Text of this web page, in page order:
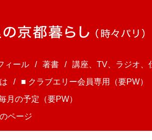
ィール 著書
講座、TV、ラジオ、
■ クラブエリー会員専用（要PW）
月の予定（要PW）
ページ